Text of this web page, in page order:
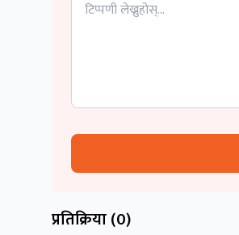
प्रतिक्रिया (0)